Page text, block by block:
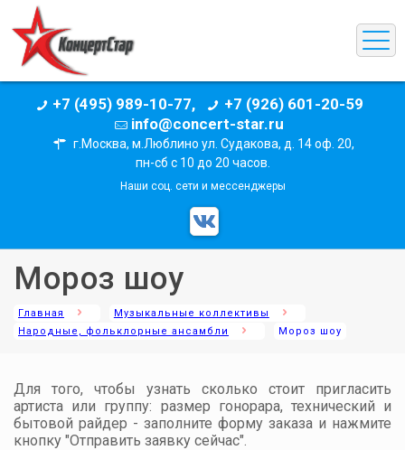
+7 (495) 989-10-77,
+7 (926) 601-20-59
info@concert-star.ru
г.Москва, м.Люблино ул. Судакова, д. 14 оф. 20,
пн-сб с 10 до 20 часов.
Наши соц. сети и мессенджеры
Мороз шоу
Главная
Музыкальные коллективы
Народные, фольклорные ансамбли
Мороз шоу
Для того, чтобы узнать сколько стоит пригласить
артиста или группу: размер гонорара, технический и
бытовой райдер - заполните форму заказа и нажмите
кнопку "Отправить заявку сейчас".